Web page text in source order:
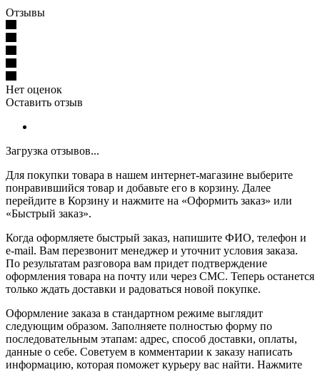
Отзывы
Нет оценок
Оставить отзыв
Загрузка отзывов...
Для покупки товара в нашем интернет-магазине выберите
понравившийся товар и добавьте его в корзину. Далее
перейдите в Корзину и нажмите на «Оформить заказ» или
«Быстрый заказ».
Когда оформляете быстрый заказ, напишите ФИО, телефон и
e-mail. Вам перезвонит менеджер и уточнит условия заказа.
По результатам разговора вам придет подтверждение
оформления товара на почту или через СМС. Теперь останется
только ждать доставки и радоваться новой покупке.
Оформление заказа в стандартном режиме выглядит
следующим образом. Заполняете полностью форму по
последовательным этапам: адрес, способ доставки, оплаты,
данные о себе. Советуем в комментарии к заказу написать
информацию, которая поможет курьеру вас найти. Нажмите